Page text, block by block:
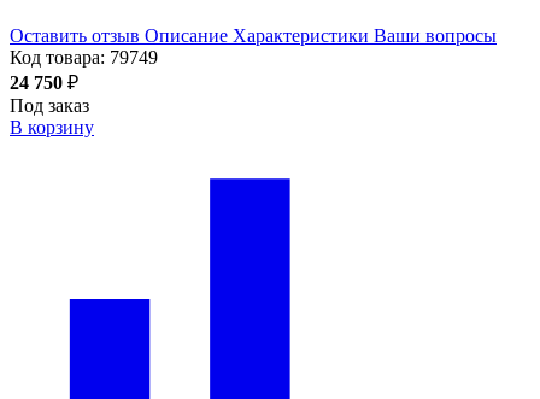
Оставить отзыв Описание Характеристики Ваши вопросы
Код товара: 79749
24 750 ₽
Под заказ
В корзину